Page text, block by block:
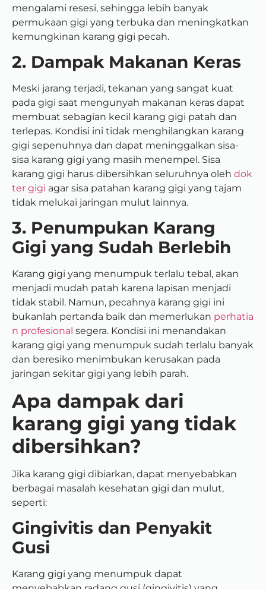
mengalami resesi, sehingga lebih banyak
permukaan gigi yang terbuka dan meningkatkan
kemungkinan karang gigi pecah.
2. Dampak Makanan Keras
Meski jarang terjadi, tekanan yang sangat kuat
pada gigi saat mengunyah makanan keras dapat
membuat sebagian kecil karang gigi patah dan
terlepas. Kondisi ini tidak menghilangkan karang
gigi sepenuhnya dan dapat meninggalkan sisa-
sisa karang gigi yang masih menempel. Sisa
karang gigi harus dibersihkan seluruhnya oleh dok
ter gigi agar sisa patahan karang gigi yang tajam
tidak melukai jaringan mulut lainnya.
3. Penumpukan Karang
Gigi yang Sudah Berlebih
Karang gigi yang menumpuk terlalu tebal, akan
menjadi mudah patah karena lapisan menjadi
tidak stabil. Namun, pecahnya karang gigi ini
bukanlah pertanda baik dan memerlukan perhatia
n profesional segera. Kondisi ini menandakan
karang gigi yang menumpuk sudah terlalu banyak
dan beresiko menimbukan kerusakan pada
jaringan sekitar gigi yang lebih parah.
Apa dampak dari
karang gigi yang tidak
dibersihkan?
Jika karang gigi dibiarkan, dapat menyebabkan
berbagai masalah kesehatan gigi dan mulut,
seperti:
Gingivitis dan Penyakit
Gusi
Karang gigi yang menumpuk dapat